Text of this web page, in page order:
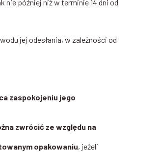
nie później niż w terminie 14 dni od
jej odesłania, w zależności od
zaspokojeniu jego
zwrócić ze względu na
opakowaniu, jeżeli